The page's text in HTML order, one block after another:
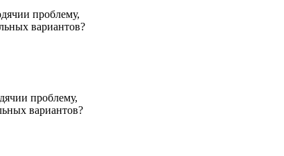
проблему,
вариантов?
проблему,
вариантов?